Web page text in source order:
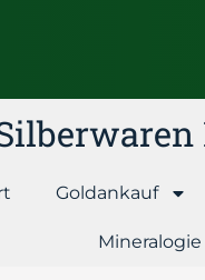
Goldankauf
Mineralogie